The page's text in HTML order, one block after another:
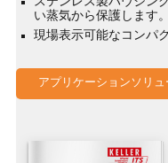
い蒸気から保護します。
現場表示可能なコンパ
アプリケーションソリ